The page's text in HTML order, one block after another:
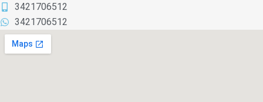
3421706512
3421706512